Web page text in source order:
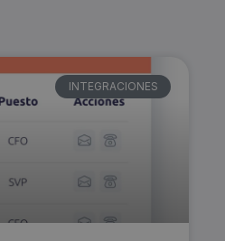
INTEGRACIONES